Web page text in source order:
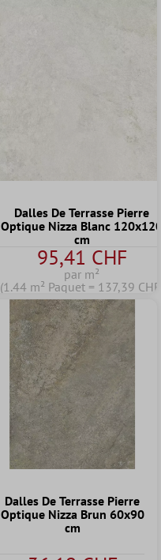
Dalles De Terrasse Pierre
Optique Nizza Blanc
cm
95,41 CHF
par m²
(1.44 m² Paquet = 137,39
Dalles De Terrasse Pierre
Optique Nizza Brun 60x90
cm